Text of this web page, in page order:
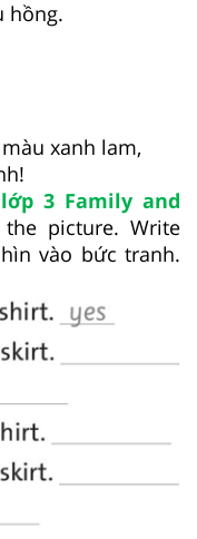
hồng.
xanh lam,
3 Family and
picture. Write
vào bức tranh.